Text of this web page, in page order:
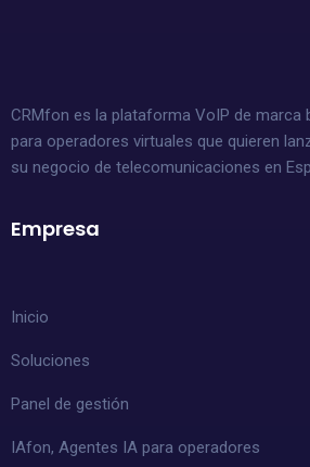
CRMfon es la plataforma VoIP de marca
para operadores virtuales que quieren
su negocio de telecomunicaciones en
Empresa
Inicio
Soluciones
Panel de gestión
IAfon, Agentes IA para operadores